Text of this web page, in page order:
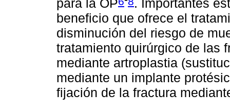
para la OP
. Importantes
beneficio que ofrece el
disminución del riesgo de
tratamiento quirúrgico de las
mediante artroplastia
mediante un implante
fijación de la fractura